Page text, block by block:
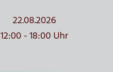
22.08.2026
12:00 - 18:00 Uhr